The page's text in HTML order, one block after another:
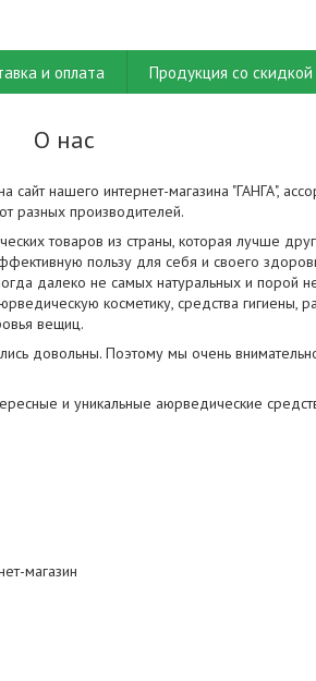
и оплата Продукция со скидкой
О нас
нашего интернет-магазина "ГАНГА",
разных производителей.
товаров из страны, которая лучше
пользу для себя и своего
далеко не самых натуральных и порой
косметику, средства гигиены,
вещиц.
довольны. Поэтому мы очень
и уникальные аюрведические
магазин